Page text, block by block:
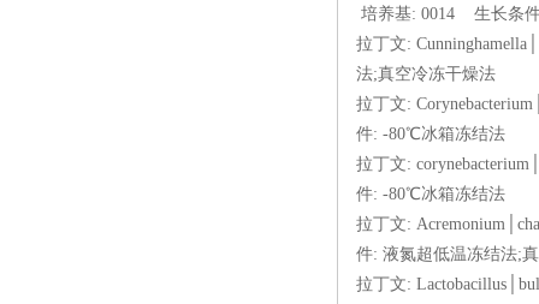
培养基: 0014 生长条
拉丁文:
法;真空冷冻干燥法
拉丁文:
件: -80℃冰箱冻结法
拉丁文:
件: -80℃冰箱冻结法
拉丁文:
件: 液氮超低温冻结法;
拉丁文: